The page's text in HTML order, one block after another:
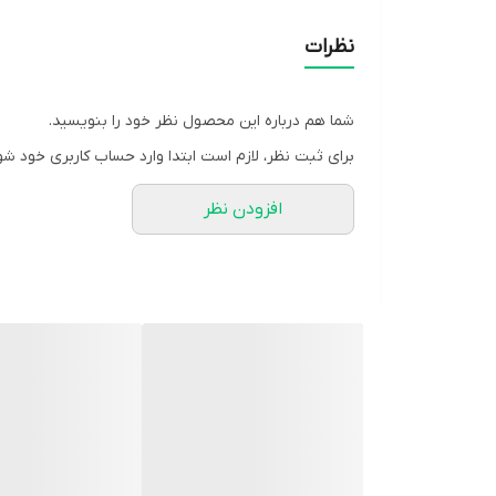
نظرات
شما هم درباره این محصول نظر خود را بنویسید.
برای ثبت نظر، لازم است ابتدا وارد حساب کاربری خود
افزودن نظر